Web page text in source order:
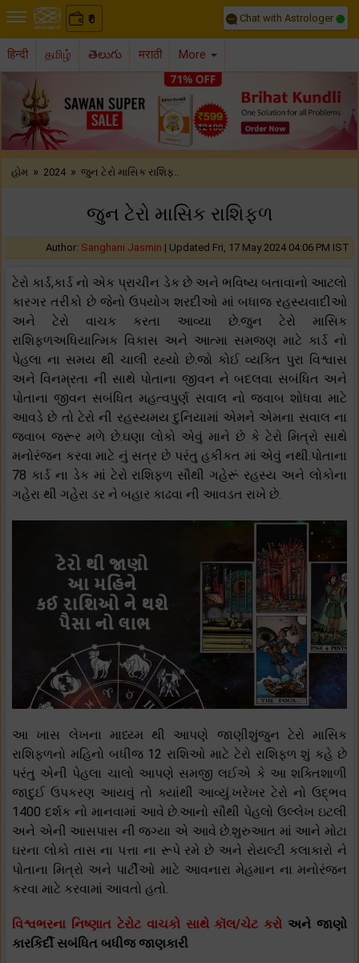
₹
0 Chat with Astrologer
हिन्दी தமிழ் తెలుగు मराठी More
Previous
હોમ » 2024 » જુન ટેરો માસિક રાશિફ..
જુન ટેરો માસિક રાશિફળ
Author: Sanghani Jasmin | Updated Fri, 17 May 2024 04:06 PM IST
ટેરો કાર્ડ,કાર્ડ નો એક પ્રાચીન ડેક છે અને ભવિષ્ય બતાવાનો આટલો
કારગર તરીકો છે જેનો ઉપયોગ શરદીઓ માં બધાજ રહસ્યવાદીઓ
અને ટેરો વાચક કરતા આવ્યા છે.જુન ટેરો માસિક
રાશિફળઅધિયાત્મિક વિકાસ અને આત્મા સમજણ માટે કાર્ડ નો
પેહલા ના સમય થી ચાલી રહ્યો છે.જો કોઈ વ્યક્તિ પુરા વિશ્વાસ
અને વિનમ્રતા ની સાથે પોતાના જીવન ને બદલવા સબંધિત અને
પોતાના જીવન સબંધિત મહત્વપુર્ણ સવાલ નો જવાબ શોધવા માટે
આવડે છે તો ટેરો ની રહસ્યમય દુનિયામાં એમને એમના સવાલ ના
જવાબ જરૂર મળે છે.ઘણા લોકો એવું માને છે કે ટેરો મિત્રો સાથે
મનોરંજન કરવા માટે નું સત્ર છે પરંતુ હકીકત માં એવું નથી.પોતાના
78 કાર્ડ ના ડેક માં ટેરો રાશિફળ સૌથી ગહેરૂં રહસ્ય અને લોકોના
ગહેરા થી ગહેરા ડર ને બહાર કાઢવા ની આવડત રાખે છે.
આ ખાસ લેખના માધ્ય્મ થી આપણે જાણીશુંજુન ટેરો માસિક
રાશિફળનો મહિનો બધીજ 12 રાશિઓ માટે ટેરો રાશિફળ શું કહે છે
પરંતુ એની પેહલા ચાલો આપણે સમજી લઈએ કે આ શક્તિશાળી
જાદુઈ ઉપકરણ આયવું તો ક્યાંથી આવ્યું.ખરેખર ટેરો નો ઉદ્ભવ
1400 દર્શક નો માનવામાં આવે છે.આનો સૌથી પેહલો ઉલ્લેખ ઇટલી
અને એની આસપાસ ની જગ્યા એ આવે છે.શુરુઆત માં આને મોટા
ઘરના લોકો તાસ ના પત્તા ના રૂપે રમે છે અને રોયલ્ટી કલાકારો ને
પોતાના મિત્રો અને પાર્ટીઓ માટે આવનારા મેહમાન ના મનોરંજન
કરવા માટે કરવામાં આવતો હતો.
વિશ્વભરના નિષ્ણાત ટેરોટ વાચકો સાથે કૉલ/ચેટ કરોઅને જાણો
કારકિર્દી સબંધિત બધીજ જાણકારી